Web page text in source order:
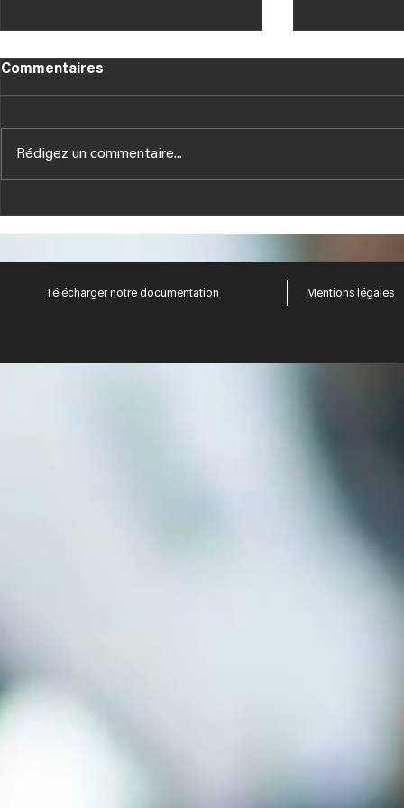
Commentaires
Rédigez un commentaire...
Télécharger notre documentation Mentions légales